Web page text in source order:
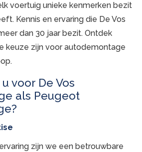
voertuig unieke kenmerken bezit
Kennis en ervaring die De Vos
dan 30 jaar bezit. Ontdek
keuze zijn voor autodemontage
voor De Vos
als Peugeot
zijn we een betrouwbare